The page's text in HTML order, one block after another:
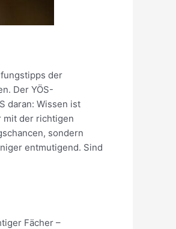
der
Der YÖS-
daran: Wissen ist
mit der richtigen
sondern
entmutigend. Sind
Fächer –